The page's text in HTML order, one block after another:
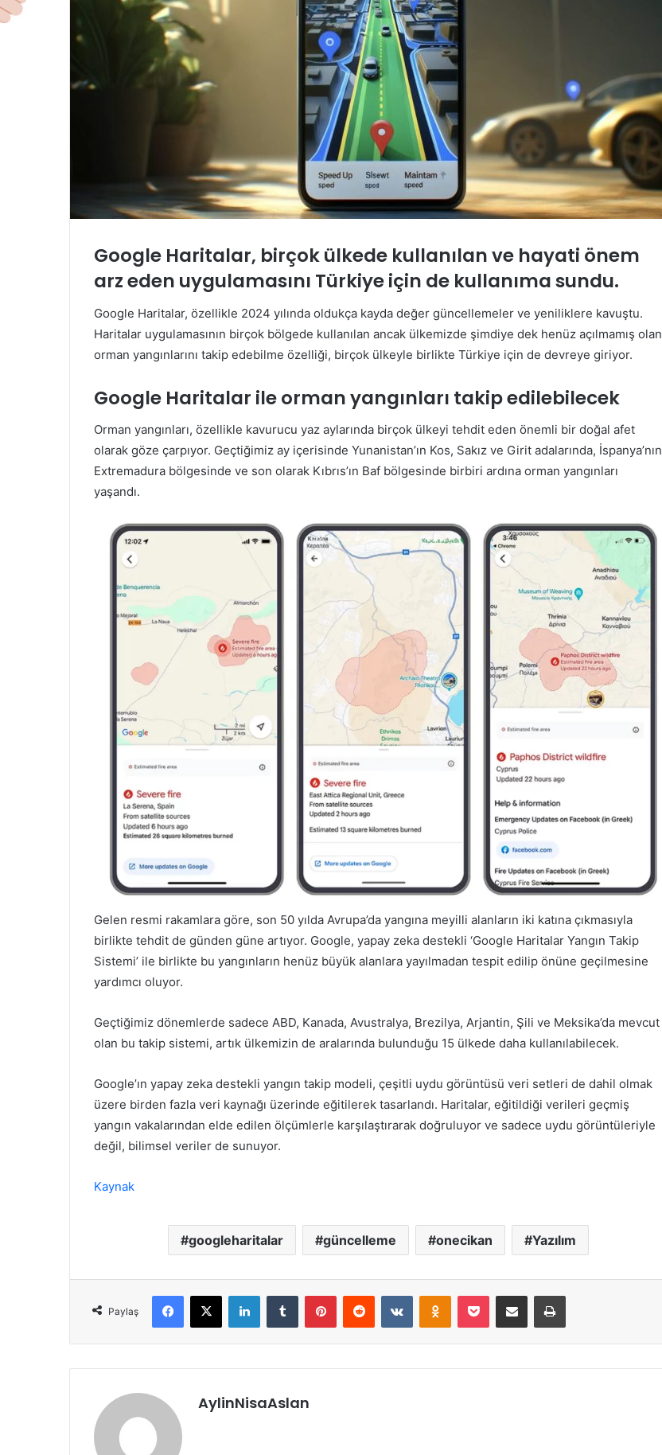
Google Haritalar, birçok ülkede kullanılan ve hayati önem
arz eden uygulamasını Türkiye için de kullanıma sundu.
Google Haritalar, özellikle 2024 yılında oldukça kayda değer güncellemeler ve yeniliklere kavuştu.
Haritalar uygulamasının birçok bölgede kullanılan ancak ülkemizde şimdiye dek henüz açılmamış olan
orman yangınlarını takip edebilme özelliği, birçok ülkeyle birlikte Türkiye için de devreye giriyor.
Google Haritalar ile orman yangınları takip edilebilecek
Orman yangınları, özellikle kavurucu yaz aylarında birçok ülkeyi tehdit eden önemli bir doğal afet
olarak göze çarpıyor. Geçtiğimiz ay içerisinde Yunanistan’ın Kos, Sakız ve Girit adalarında, İspanya’nın
Extremadura bölgesinde ve son olarak Kıbrıs’ın Baf bölgesinde birbiri ardına orman yangınları
yaşandı.
Gelen resmi rakamlara göre, son 50 yılda Avrupa’da yangına meyilli alanların iki katına çıkmasıyla
birlikte tehdit de günden güne artıyor. Google, yapay zeka destekli ‘Google Haritalar Yangın Takip
Sistemi’ ile birlikte bu yangınların henüz büyük alanlara yayılmadan tespit edilip önüne geçilmesine
yardımcı oluyor.
Geçtiğimiz dönemlerde sadece ABD, Kanada, Avustralya, Brezilya, Arjantin, Şili ve Meksika’da mevcut
olan bu takip sistemi, artık ülkemizin de aralarında bulunduğu 15 ülkede daha kullanılabilecek.
Google’ın yapay zeka destekli yangın takip modeli, çeşitli uydu görüntüsü veri setleri de dahil olmak
üzere birden fazla veri kaynağı üzerinde eğitilerek tasarlandı. Haritalar, eğitildiği verileri geçmiş
yangın vakalarından elde edilen ölçümlerle karşılaştırarak doğruluyor ve sadece uydu görüntüleriyle
değil, bilimsel veriler de sunuyor.
Kaynak
googleharitalar güncelleme onecikan Yazılım
Paylaş
Facebook
X LinkedInTumblr PinterestReddit VKontakteOdnoklassniki
Pocket E-Posta ile paylaş Yazdır
AylinNisaAslan